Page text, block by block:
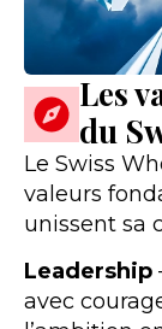
Les
du
Le Swiss
valeurs
unissent sa
Leadership
avec